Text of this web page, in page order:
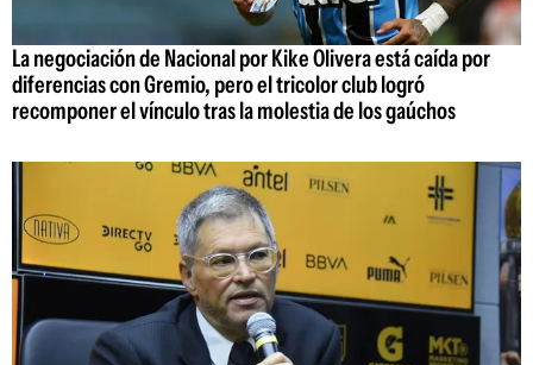
La negociación de Nacional por Kike Olivera está caída por
diferencias con Gremio, pero el tricolor club logró
recomponer el vínculo tras la molestia de los gaúchos